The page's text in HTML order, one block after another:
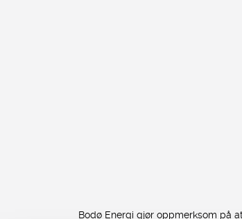
Bodø Energi gjør oppmerksom på